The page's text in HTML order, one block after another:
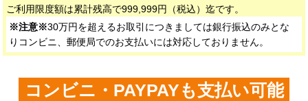
ご利用限度額は累計残高で999,999円（税込）迄です。
※注意※30万円を超えるお取引につきましては銀行振込のみとな
りコンビニ、郵便局でのお支払いには対応しておりません。
コンビニ・PAYPAYも支払い可能